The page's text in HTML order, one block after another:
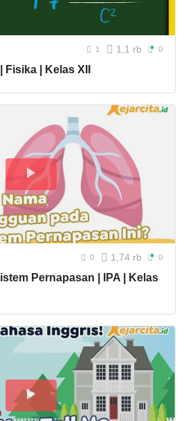
1 1,1 rb 0
| Kelas XII
0 1,74 rb 0
Pernapasan | IPA | Kelas